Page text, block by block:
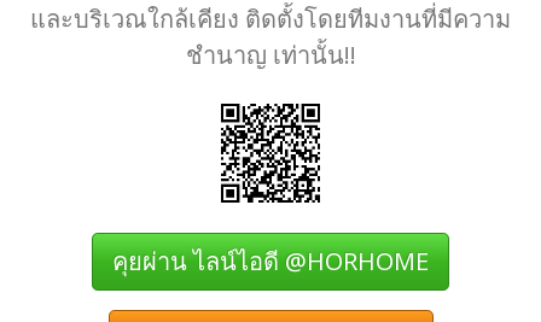
และบริเวณใกล้เคียง ติดตั้งโดยทีมงานที่มีความ
ชำนาญ เท่านั้น!!
คุยผ่าน ไลน์ไอดี @HORHOME